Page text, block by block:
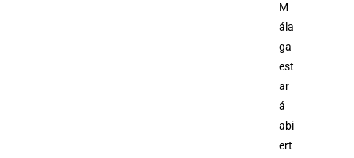
M
ála
ga
est
ar
á
abi
ert